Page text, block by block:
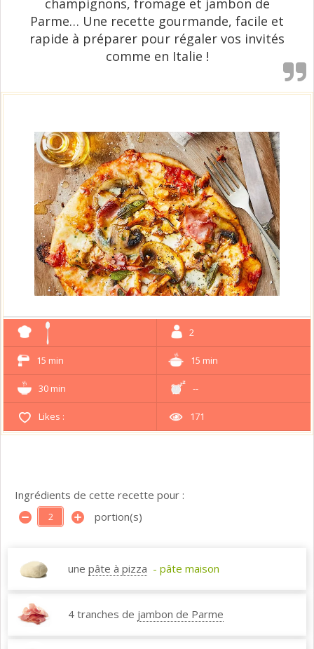
champignons, fromage et jambon de
Parme… Une recette gourmande, facile et
rapide à préparer pour régaler vos invités
comme en Italie !
2
15 min 15 min
30 min --
Likes : 171
Ingrédients de cette recette pour :
portion(s)
une pâte à pizza - pâte maison
4 tranches de jambon de Parme